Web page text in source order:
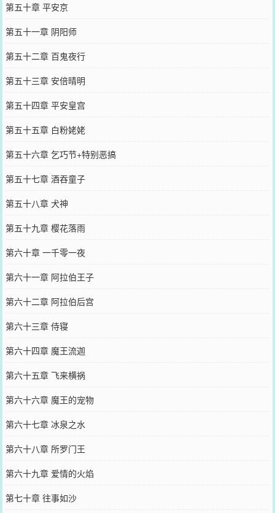
第五十章 平安京
第五十一章 阴阳师
第五十二章 百鬼夜行
第五十三章 安倍晴明
第五十四章 平安皇宫
第五十五章 白粉姥姥
第五十六章 乞巧节+特别恶搞
第五十七章 酒吞童子
第五十八章 犬神
第五十九章 樱花落雨
第六十章 一千零一夜
第六十一章 阿拉伯王子
第六十二章 阿拉伯后宫
第六十三章 侍寝
第六十四章 魔王流迦
第六十五章 飞来横祸
第六十六章 魔王的宠物
第六十七章 冰泉之水
第六十八章 所罗门王
第六十九章 爱情的火焰
第七十章 往事如沙